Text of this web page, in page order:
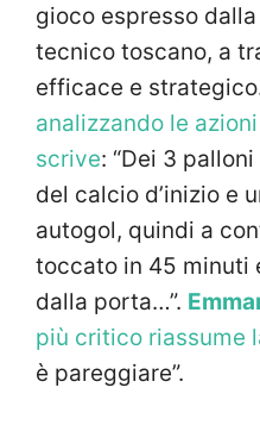
gioco espresso
tecnico toscano, a
efficace e
analizzando le azioni
scrive: “Dei 3
del calcio d’inizio e
autogol, quindi a
toccato in 45 minuti
dalla porta…”.
più critico riassume
è pareggiare”.